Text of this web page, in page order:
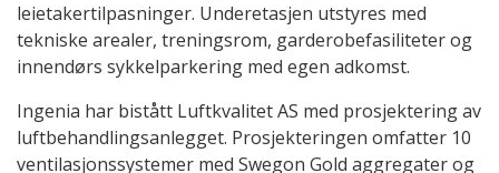
leietakertilpasninger. Underetasjen utstyres med
tekniske arealer, treningsrom, garderobefasiliteter og
innendørs sykkelparkering med egen adkomst.
Ingenia har bistått Luftkvalitet AS med prosjektering av
luftbehandlingsanlegget. Prosjekteringen omfatter 10
ventilasjonssystemer med Swegon Gold aggregater og